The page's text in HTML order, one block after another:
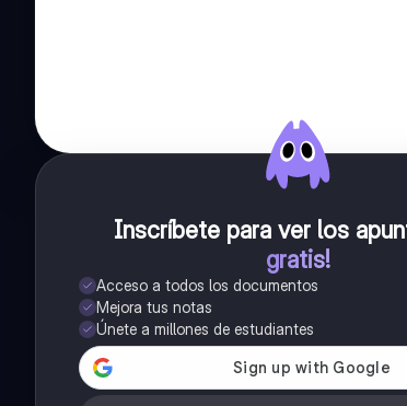
Inscríbete para ver los
gratis!
Acceso a todos los documentos
Mejora tus notas
Únete a millones de estudiantes